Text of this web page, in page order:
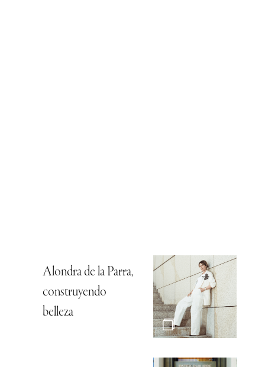
Alondra de la Parra,
construyendo
belleza